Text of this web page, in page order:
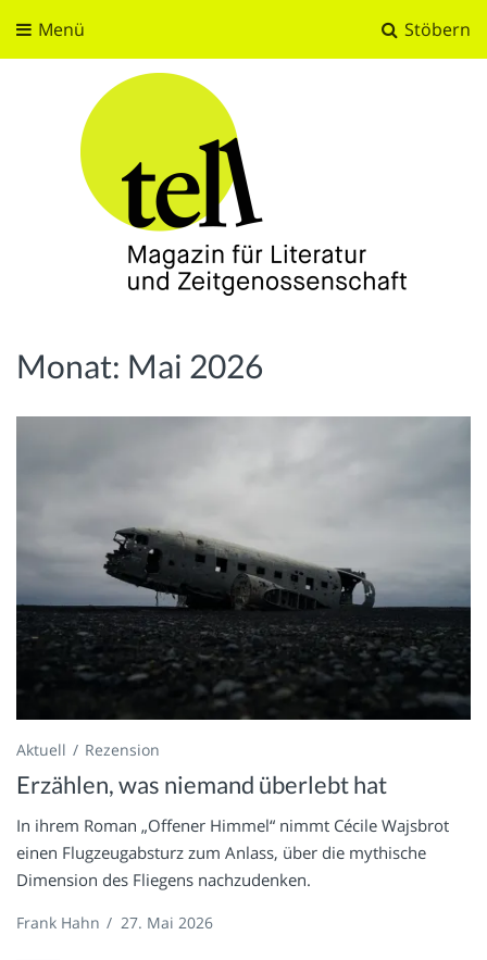
Stöbern
Menü
Monat: Mai 2026
Aktuell Rezension
Erzählen, was niemand überlebt hat
In ihrem Roman „Offener Himmel“ nimmt Cécile Wajsbrot
einen Flugzeugabsturz zum Anlass, über die mythische
Dimension des Fliegens nachzudenken.
Frank Hahn / 27. Mai 2026